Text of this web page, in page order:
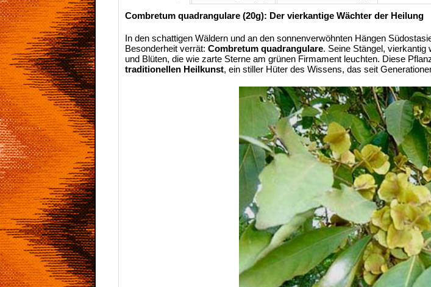
Combretum quadrangulare (20g): Der vierkantige Wächter der Heilung
In den schattigen Wäldern und an den sonnenverwöhnten Hängen
Besonderheit verrät: Combretum quadrangulare. Seine Stängel, vierkantig
und Blüten, die wie zarte Sterne am grünen Firmament leuchten. Diese
traditionellen Heilkunst, ein stiller Hüter des Wissens, das seit